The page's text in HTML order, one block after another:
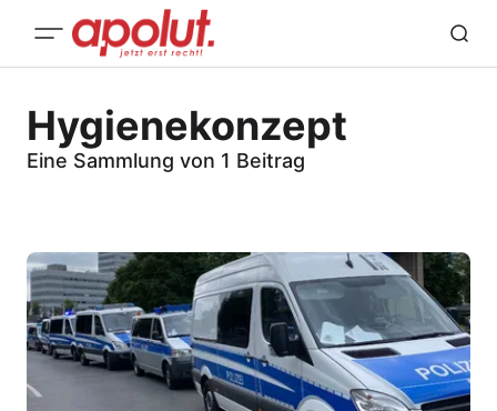
Hygienekonzept
Eine Sammlung von 1 Beitrag